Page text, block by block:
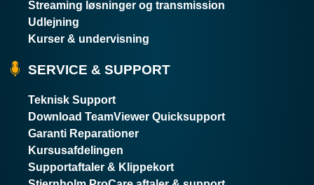
Streaming løsninger og transmission
Udlejning
Kurser & undervisning
SERVICE & SUPPORT
Teknisk Support
Download TeamViewer Quicksupport
Garanti Reparationer
Kursusafdelingen
Supportaftaler & Klippekort